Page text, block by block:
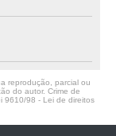
reprodução, parcial ou
do autor. Crime de
9610/98 - Lei de direitos